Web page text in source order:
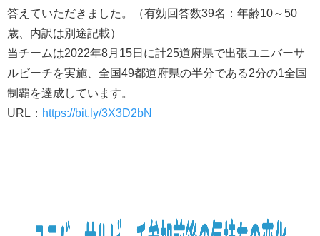
答えていただきました。（有効回答数39名：年齢10～50
歳、内訳は別途記載）
当チームは2022年8月15日に計25道府県で出張ユニバーサ
ルビーチを実施、全国49都道府県の半分である2分の1全国
制覇を達成しています。
URL： https://bit.ly/3X3D2bN